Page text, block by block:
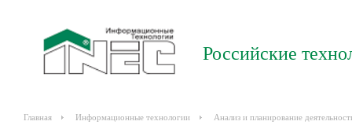
Российские
Главная Информационные технологии Анализ и планирование